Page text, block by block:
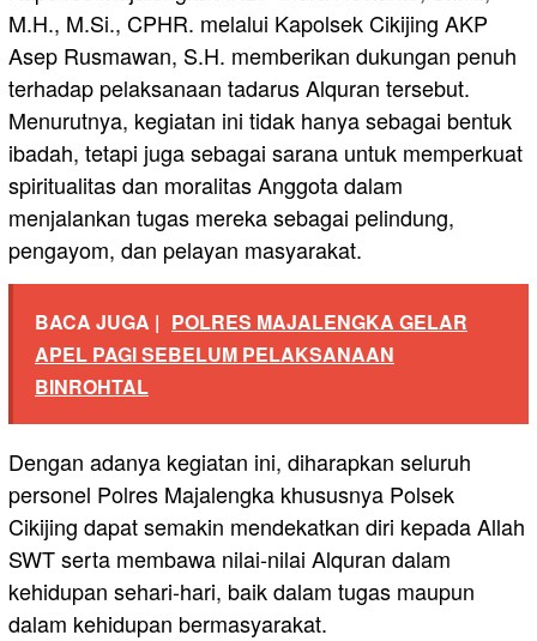
M.H., M.Si., CPHR. melalui Kapolsek Cikijing AKP
Asep Rusmawan, S.H. memberikan dukungan penuh
terhadap pelaksanaan tadarus Alquran tersebut.
Menurutnya, kegiatan ini tidak hanya sebagai bentuk
ibadah, tetapi juga sebagai sarana untuk memperkuat
spiritualitas dan moralitas Anggota dalam
menjalankan tugas mereka sebagai pelindung,
pengayom, dan pelayan masyarakat.
BACA JUGA | POLRES MAJALENGKA GELAR
APEL PAGI SEBELUM PELAKSANAAN
BINROHTAL
Dengan adanya kegiatan ini, diharapkan seluruh
personel Polres Majalengka khususnya Polsek
Cikijing dapat semakin mendekatkan diri kepada Allah
SWT serta membawa nilai-nilai Alquran dalam
kehidupan sehari-hari, baik dalam tugas maupun
dalam kehidupan bermasyarakat.